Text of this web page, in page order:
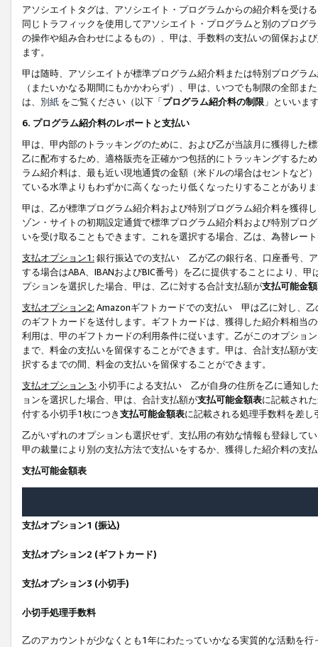
アソシエイトタグは、アソシエイト・プログラムからの紹介料を受け
同じトラフィックを使用してアソシエイト・プログラムと別のプログ
の操作や組み合わせによるもの）、甲は、手数料の支払いの留保およ
ます。
甲は随時、アソシエイトが標準プログラム紹介料または特別プログラ
（またいかなる期間にもかかわらず）、甲は、いつでも制限の全部
は、 別紙 をご覧ください（以下「プログラム紹介料の制限 」といいま
6. プログラム紹介料のレポートと支払い
甲は、甲内部のトラッキングのために、および乙が当該月に獲得した
乙に配布するため、適格販売を正確かつ包括的にトラッキングするた
ラム紹介料は、最も近い現地通貨の金額（米ドルの場合はセントなど
ている水準よりもわずかに高くなったり低くなったりすることがあり
甲は、乙が標準プログラム紹介料および特別プログラム紹介料を獲得
ゾン・サイトの初期設定通貨で標準プログラム紹介料および特別プロ
いを受け取ることもできます。これを選択する場合、乙は、為替レー
支払オプション1: 銀行振込での支払い 乙が乙の銀行名、口座番号、
する場合はABA、IBANおよびBIC番号）を乙に提供することにより、
プションを選択した場合、甲は、乙に対する合計支払額が支払可能金
支払オプション2: Amazonギフトカードでの支払い 甲は乙に対し、乙
のギフトカードを送付します。ギフトカードは、獲得した紹介料相当
利用は、甲のギフトカードの利用条件に従います。乙がこのオプショ
まで、料金の支払いを留保することができます。甲は、合計支払額が
択するまでの間、料金の支払いを留保することができます。
支払オプション 3: 小切手による支払い 乙が自身の住所を乙に通知し
ョンを選択した場合、甲は、合計支払額が支払可能金額表に記載され
付する小切手1枚につき支払可能金額表に記載される処理手数料を差し
乙がいずれのオプションも選択せず、支払用の有効な情報も登録して
甲の裁量により別の支払方法で支払いをするか、獲得した紹介料の支
支払可能金額表
支払オプション1 (振込)
支払オプション2 (ギフトカード)
支払オプション3 (小切手)
小切手処理手数料
乙のアカウントが少なくとも1年にわたっていかなる実質的な活動を